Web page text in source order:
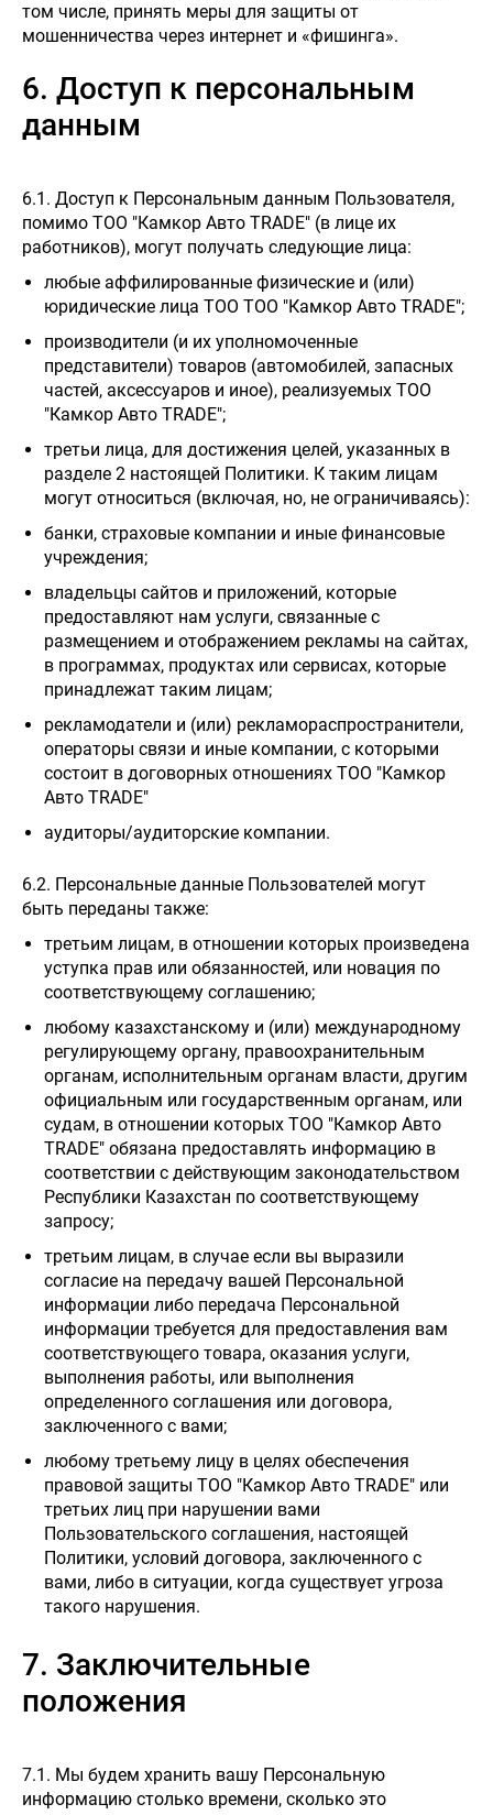
том числе, принять меры для защиты от
мошенничества через интернет и «фишинга».
6. Доступ к персональным
данным
6.1. Доступ к Персональным данным Пользователя,
помимо ТОО "Камкор Авто TRADE" (в лице их
работников), могут получать следующие лица:
любые аффилированные физические и (или)
юридические лица ТОО ТОО "Камкор Авто TRADE";
производители (и их уполномоченные
представители) товаров (автомобилей, запасных
частей, аксессуаров и иное), реализуемых ТОО
"Камкор Авто TRADE";
третьи лица, для достижения целей, указанных в
разделе 2 настоящей Политики. К таким лицам
могут относиться (включая, но, не ограничиваясь):
банки, страховые компании и иные финансовые
учреждения;
владельцы сайтов и приложений, которые
предоставляют нам услуги, связанные с
размещением и отображением рекламы на сайтах,
в программах, продуктах или сервисах, которые
принадлежат таким лицам;
рекламодатели и (или) рекламораспространители,
операторы связи и иные компании, с которыми
состоит в договорных отношениях ТОО "Камкор
Авто TRADE"
аудиторы/аудиторские компании.
6.2. Персональные данные Пользователей могут
быть переданы также:
третьим лицам, в отношении которых произведена
уступка прав или обязанностей, или новация по
соответствующему соглашению;
любому казахстанскому и (или) международному
регулирующему органу, правоохранительным
органам, исполнительным органам власти, другим
официальным или государственным органам, или
судам, в отношении которых ТОО "Камкор Авто
TRADE" обязана предоставлять информацию в
соответствии с действующим законодательством
Республики Казахстан по соответствующему
запросу;
третьим лицам, в случае если вы выразили
согласие на передачу вашей Персональной
информации либо передача Персональной
информации требуется для предоставления вам
соответствующего товара, оказания услуги,
выполнения работы, или выполнения
определенного соглашения или договора,
заключенного с вами;
любому третьему лицу в целях обеспечения
правовой защиты ТОО "Камкор Авто TRADE" или
третьих лиц при нарушении вами
Пользовательского соглашения, настоящей
Политики, условий договора, заключенного с
вами, либо в ситуации, когда существует угроза
такого нарушения.
7. Заключительные
положения
7.1. Мы будем хранить вашу Персональную
информацию столько времени, сколько это